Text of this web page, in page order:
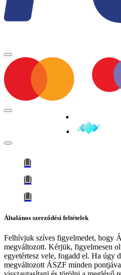
Általános szerződési feltételek
Felhívjuk szíves figyelmedet, hogy
megváltozott. Kérjük, figyelmesen
egyetértesz vele, fogadd el. Ha úgy
megváltozott ÁSZF minden